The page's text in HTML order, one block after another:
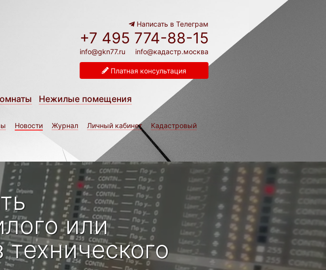
Написать в Телеграм
+7 495 774-88-15
info@gkn77.ru info@кадастр.москва
Платная консультация
Нежилые помещения
Новости Журнал Личный кабинет
Кадастровый
или